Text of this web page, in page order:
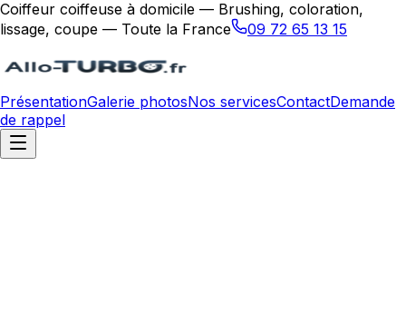
Coiffeur coiffeuse à domicile — Brushing, coloration,
lissage, coupe — Toute la France
09 72 65 13 15
PrésentationGalerie photosNos servicesContactDemande
de rappel